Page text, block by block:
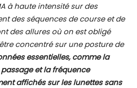
à haute intensité sur des
des séquences de course et de
des allures où on est obligé
concentré sur une posture de
essentielles, comme la
et la fréquence
affichés sur les lunettes sans